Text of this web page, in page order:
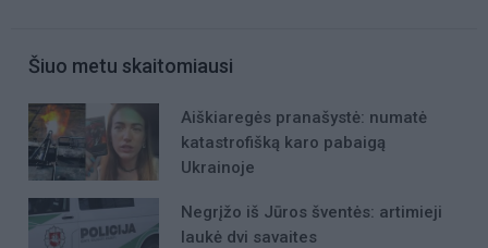
Šiuo metu skaitomiausi
Aiškiaregės pranašystė: numatė
katastrofišką karo pabaigą
Ukrainoje
Negrįžo iš Jūros šventės: artimieji
laukė dvi savaites